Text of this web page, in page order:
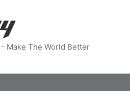
Make The World Better